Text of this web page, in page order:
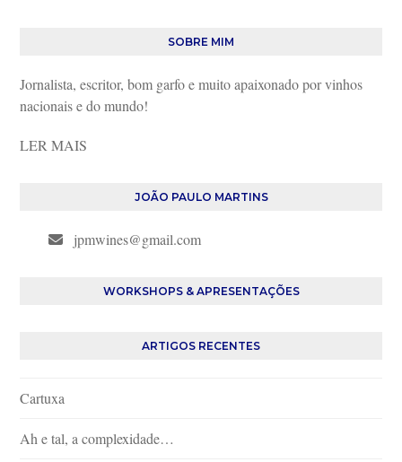
SOBRE MIM
Jornalista, escritor, bom garfo e muito apaixonado por vinhos
nacionais e do mundo!
LER MAIS
JOÃO PAULO MARTINS
jpmwines@gmail.com
WORKSHOPS & APRESENTAÇÕES
ARTIGOS RECENTES
Cartuxa
Ah e tal, a complexidade…